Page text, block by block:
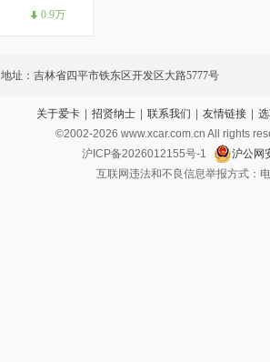
0.9万
地址：吉林省四平市铁东区开发区大路5777号
关于爱卡 | 招贤纳士 | 联系我们 | 友情链接 |
©2002-2026 www.xcar.com.cn All rights
沪ICP备2026012155号-1
沪公网
互联网违法和不良信息举报方式：